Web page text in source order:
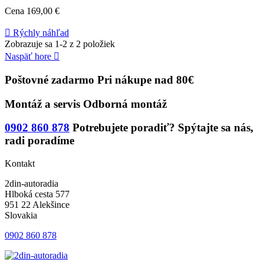
Cena 169,00 €
 Rýchly náhľad
Zobrazuje sa 1-2 z 2 položiek
Naspäť hore 
Poštovné zadarmo Pri nákupe nad 80€
Montáž a servis Odborná montáž
0902 860 878 Potrebujete poradiť? Spýtajte sa nás,
radi poradíme
Kontakt
2din-autoradia
Hlboká cesta 577
951 22 Alekšince
Slovakia
0902 860 878